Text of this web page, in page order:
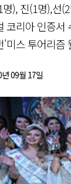
), 진(1명),선
코리아 인증서
'미스 투어리즘
09월 17일